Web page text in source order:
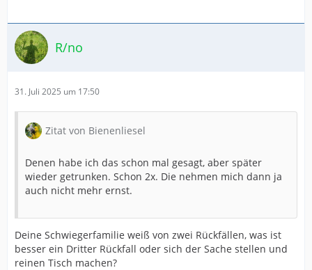
R/no
31. Juli 2025 um 17:50
Zitat von Bienenliesel
Denen habe ich das schon mal gesagt, aber später
wieder getrunken. Schon 2x. Die nehmen mich dann ja
auch nicht mehr ernst.
Deine Schwiegerfamilie weiß von zwei Rückfällen, was ist
besser ein Dritter Rückfall oder sich der Sache stellen und
reinen Tisch machen?